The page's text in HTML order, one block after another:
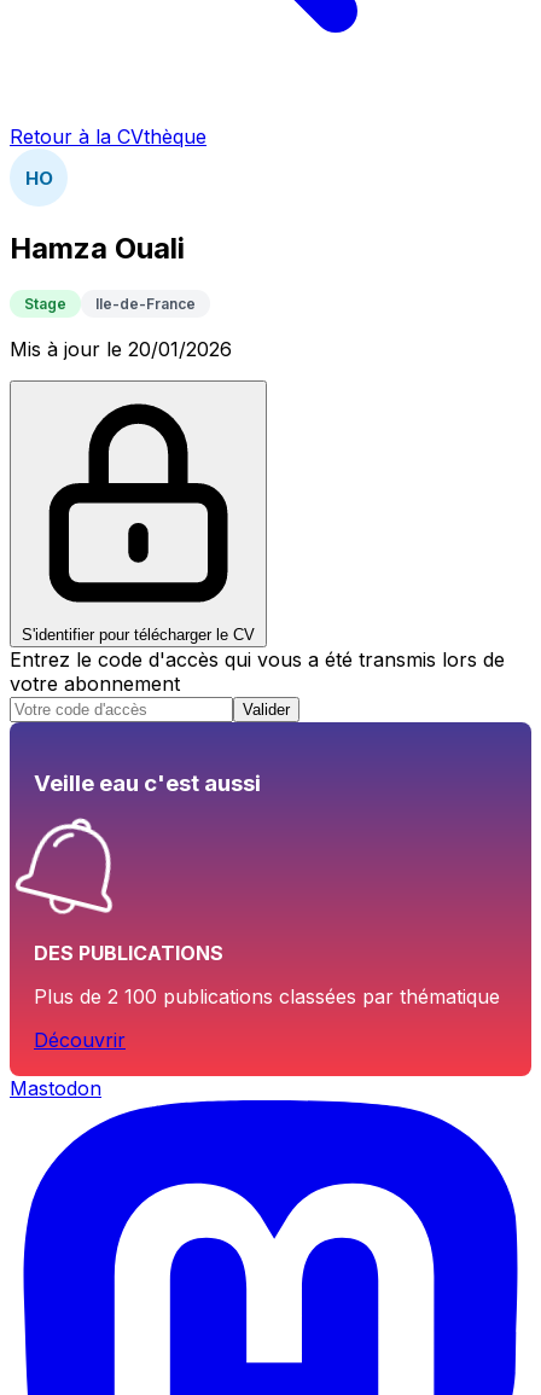
Retour à la CVthèque
HO
Hamza Ouali
Stage Ile-de-France
Mis à jour le 20/01/2026
S'identifier pour télécharger le CV
Entrez le code d'accès qui vous a été transmis lors de
votre abonnement
Valider
Veille eau c'est aussi
DES PUBLICATIONS
Plus de 2 100 publications classées par thématique
Découvrir
Mastodon